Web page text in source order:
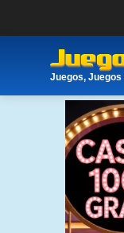
Juegos,